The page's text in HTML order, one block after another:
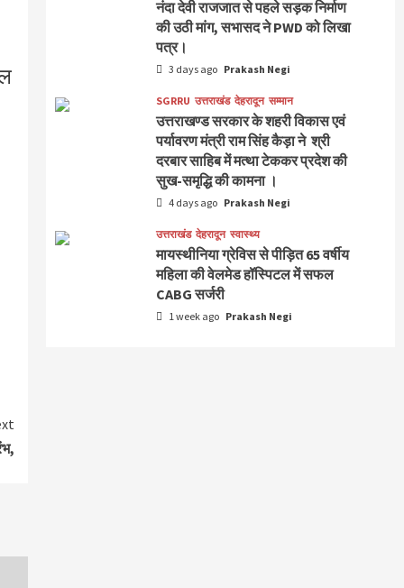
नंदा देवी राजजात से पहले सड़क निर्माण
की उठी मांग, सभासद ने PWD को लिखा
पत्र।
3 days ago Prakash Negi
SGRRU उत्तराखंड देहरादून सम्मान
उत्तराखण्ड सरकार के शहरी विकास एवं
पर्यावरण मंत्री राम सिंह कैड़ा ने श्री
दरबार साहिब में मत्था टेककर प्रदेश की
सुख-समृद्धि की कामना ।
4 days ago Prakash Negi
उत्तराखंड देहरादून स्वास्थ्य
मायस्थीनिया ग्रेविस से पीड़ित 65 वर्षीय
महिला की वेलमेड हॉस्पिटल में सफल
CABG सर्जरी
1 week ago Prakash Negi